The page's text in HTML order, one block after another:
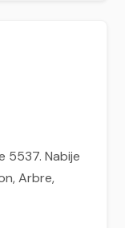
5537. Nabije
Arbre,